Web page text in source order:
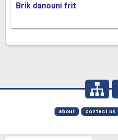
Brik danouni frit
contact us
about